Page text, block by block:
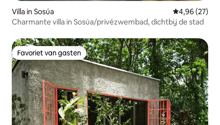
Villa in Sosúa Gemiddelde
4,96 (27)
Charmante villa in Sosúa/privézwembad, dichtbij de stad
Favoriet van gasten
Favoriet van gasten